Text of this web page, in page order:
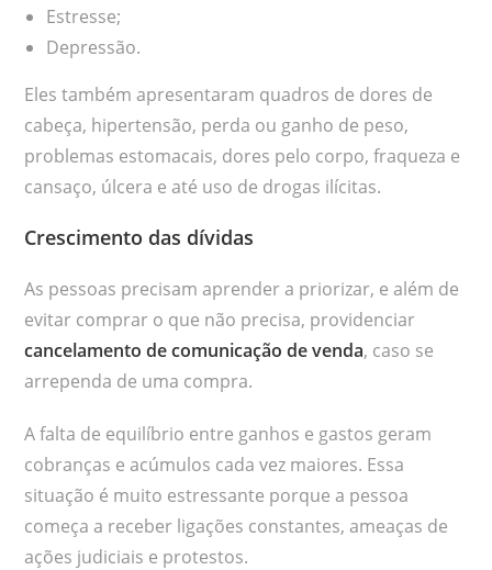
Estresse;
Depressão.
Eles também apresentaram quadros de dores de
cabeça, hipertensão, perda ou ganho de peso,
problemas estomacais, dores pelo corpo, fraqueza e
cansaço, úlcera e até uso de drogas ilícitas.
Crescimento das dívidas
As pessoas precisam aprender a priorizar, e além de
evitar comprar o que não precisa, providenciar
cancelamento de comunicação de venda, caso se
arrependa de uma compra.
A falta de equilíbrio entre ganhos e gastos geram
cobranças e acúmulos cada vez maiores. Essa
situação é muito estressante porque a pessoa
começa a receber ligações constantes, ameaças de
ações judiciais e protestos.